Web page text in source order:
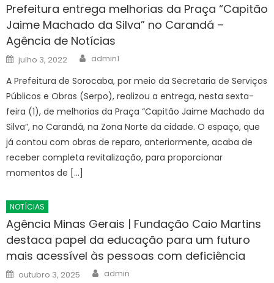
Prefeitura entrega melhorias da Praça “Capitão
Jaime Machado da Silva” no Carandá –
Agência de Notícias
Posted
on
julho 3, 2022 Author
admin1
A Prefeitura de Sorocaba, por meio da Secretaria de Serviços
Públicos e Obras (Serpo), realizou a entrega, nesta sexta-
feira (1), de melhorias da Praça “Capitão Jaime Machado da
Silva”, no Carandá, na Zona Norte da cidade. O espaço, que
já contou com obras de reparo, anteriormente, acaba de
receber completa revitalização, para proporcionar
momentos de […]
NOTÍCIAS
Agência Minas Gerais | Fundação Caio Martins
destaca papel da educação para um futuro
mais acessível às pessoas com deficiência
Posted
on
outubro 3, 2025 Author
admin